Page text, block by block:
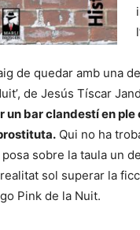
de quedar amb una
de Jesús Tíscar
un bar clandestí en ple
Qui no ha
posa sobre la taula un
sol superar la
Pink de la Nuit.